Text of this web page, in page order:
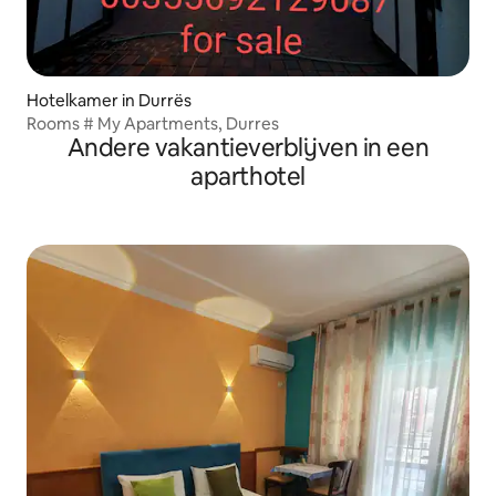
Hotelkamer in Durrës
Rooms # My Apartments, Durres
Andere vakantieverblijven in een
aparthotel